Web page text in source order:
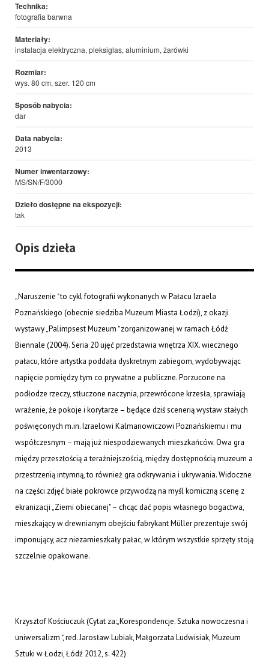
Technika:
fotografia barwna
Materiały:
instalacja elektryczna, pleksiglas, aluminium, żarówki
Rozmiar:
wys. 80 cm, szer. 120 cm
Sposób nabycia:
dar
Data nabycia:
2013
Numer inwentarzowy:
MS/SN/F/3000
Dzieło dostępne na ekspozycji:
tak
Opis dzieła
„Naruszenie "to cykl fotografii wykonanych w Pałacu Izraela
Poznańskiego (obecnie siedziba Muzeum Miasta Łodzi), z okazji
wystawy „Palimpsest Muzeum "zorganizowanej w ramach Łódź
Biennale (2004). Seria 20 ujęć przedstawia wnętrza XIX. wiecznego
pałacu, które artystka poddała dyskretnym zabiegom, wydobywając
napięcie pomiędzy tym co prywatne a publiczne. Porzucone na
podłodze rzeczy, stłuczone naczynia, przewrócone krzesła, sprawiają
wrażenie, że pokoje i korytarze – będące dziś scenerią wystaw stałych
poświęconych m.in. Izraelowi Kalmanowiczowi Poznańskiemu i mu
współczesnym – mają już niespodziewanych mieszkańców. Owa gra
między przeszłością a teraźniejszością, między dostępnością muzeum a
przestrzenią intymną, to również gra odkrywania i ukrywania. Widoczne
na części zdjęć białe pokrowce przywodzą na myśl komiczną scenę z
ekranizacji „Ziemi obiecanej" – chcąc dać popis własnego bogactwa,
mieszkający w drewnianym obejściu fabrykant Müller prezentuje swój
imponujący, acz niezamieszkały pałac, w którym wszystkie sprzęty stoją
szczelnie opakowane.
Krzysztof Kościuczuk (Cytat za:„Korespondencje. Sztuka nowoczesna i
uniwersalizm ", red. Jarosław Lubiak, Małgorzata Ludwisiak, Muzeum
Sztuki w Łodzi, Łódź 2012, s. 422)